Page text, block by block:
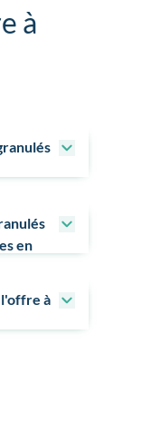
à
en
l'offre à